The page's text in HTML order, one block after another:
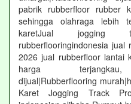
pabrik rubberfloor rubber
sehingga olahraga lebih
karetJual jogging
rubberflooringindonesia
2026 jual rubberfloor lantai
harga terjangkau,
dijual|Rubberflooring
Karet Jogging Track